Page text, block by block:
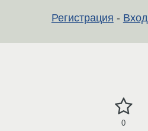
Регистрация - Вход
0